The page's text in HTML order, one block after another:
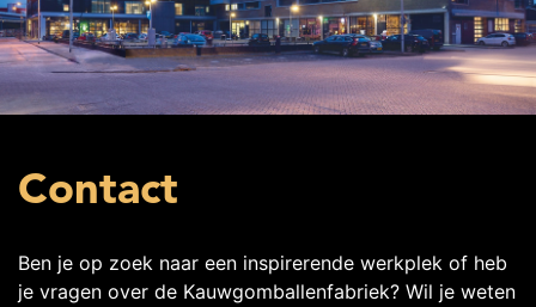
Contact
Ben je op zoek naar een inspirerende werkplek of heb
je vragen over de Kauwgomballenfabriek? Wil je weten